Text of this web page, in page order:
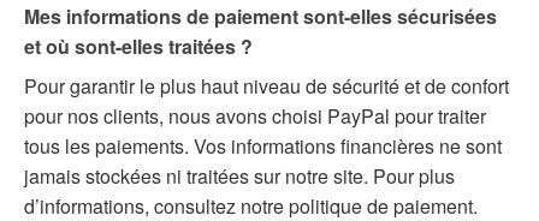
Mes informations de paiement sont-elles sécurisées
et où sont-elles traitées ?
Pour garantir le plus haut niveau de sécurité et de confort
pour nos clients, nous avons choisi PayPal pour traiter
tous les paiements. Vos informations financières ne sont
jamais stockées ni traitées sur notre site. Pour plus
d’informations, consultez notre politique de paiement.